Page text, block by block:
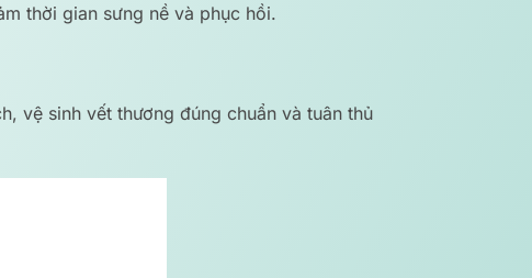
thời gian sưng nề và phục hồi.
vệ sinh vết thương đúng chuẩn và tuân thủ